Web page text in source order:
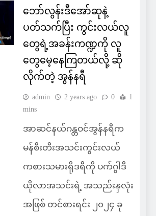
ဘော်လွန်းဒီအော်ဆုနဲ့
ပတ်သက်ပြီး ကွင်းလယ်လူ
တွေရဲ့အခန်းကဏ္ဍကို လူ
တွေမေ့နေကြတယ်လို့ ဆို
လိုက်တဲ့ အွန်နရီ
admin 2 years ago 0
1
mins
အာဆင်နယ်ဂန္တဝင်အွန်နရီက
မန်စီးတီးအသင်းကွင်းလယ်
ကစားသမားရိုဒရီကို ပက်ဂွါဒီ
ယိုလာအသင်းရဲ့ အသည်းနှလုံး
အဖြစ် တင်စားရင်း ၂၀၂၄ ခု